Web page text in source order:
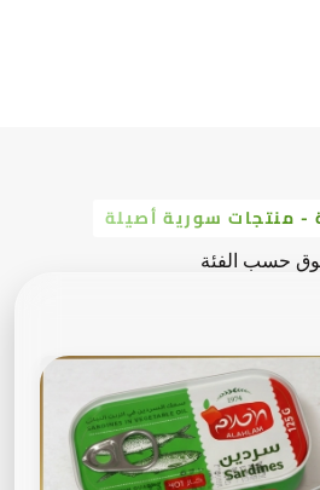
- منتجات سورية أصيلة
حسب الفئة